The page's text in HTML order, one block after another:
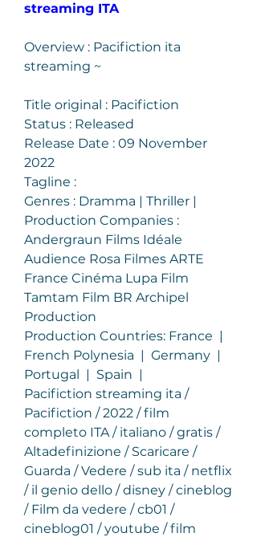
streaming ITA
Overview : Pacifiction ita
streaming ~
Title original : Pacifiction
Status : Released
Release Date : 09 November
2022
Tagline :
Genres : Dramma | Thriller |
Production Companies :
Andergraun Films Idéale
Audience Rosa Filmes ARTE
France Cinéma Lupa Film
Tamtam Film BR Archipel
Production
Production Countries: France  |
French Polynesia  |  Germany  |
Portugal  |  Spain  |
Pacifiction streaming ita /
Pacifiction / 2022 / film
completo ITA / italiano / gratis /
Altadefinizione / Scaricare /
Guarda / Vedere / sub ita / netflix
/ il genio dello / disney / cineblog
/ Film da vedere / cb01 /
cineblog01 / youtube / film